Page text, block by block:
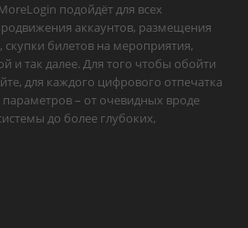
подойдёт для всех
аккаунтов, размещения
билетов на мероприятия,
и так далее. Для того чтобы обойти
для каждого цифрового отпечатка
– от очевидных вроде
до более глубоких,